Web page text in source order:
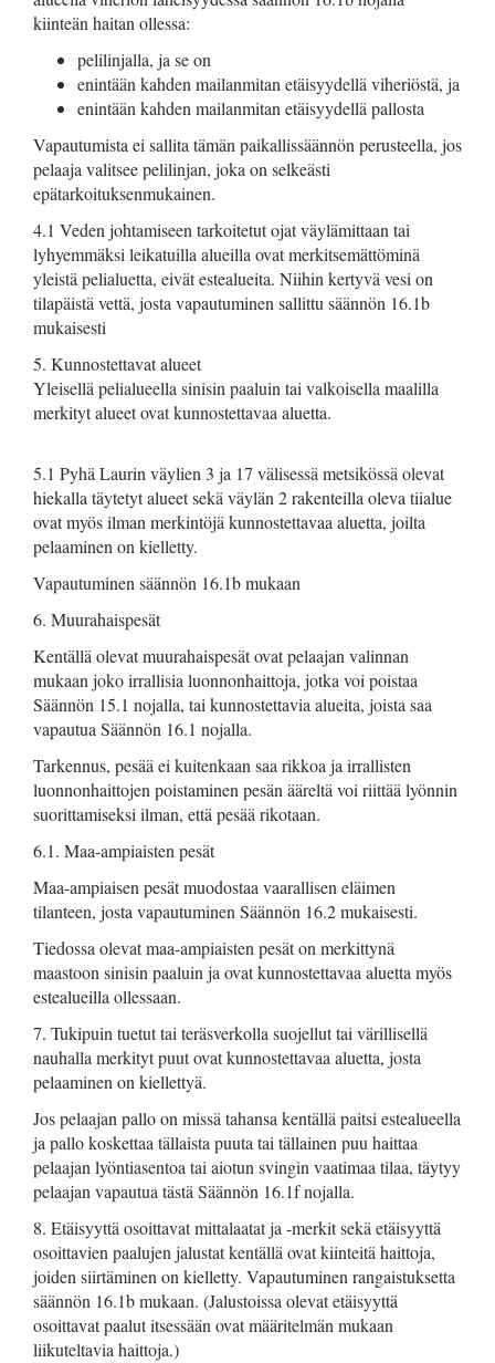
kiinteän haitan ollessa:
pelilinjalla, ja se on
enintään kahden mailanmitan etäisyydellä viheriöstä, ja
enintään kahden mailanmitan etäisyydellä pallosta
Vapautumista ei sallita tämän paikallissäännön perusteella, jos
pelaaja valitsee pelilinjan, joka on selkeästi
epätarkoituksenmukainen.
4.1 Veden johtamiseen tarkoitetut ojat väylämittaan tai
lyhyemmäksi leikatuilla alueilla ovat merkitsemättöminä
yleistä pelialuetta, eivät estealueita. Niihin kertyvä vesi on
tilapäistä vettä, josta vapautuminen sallittu säännön 16.1b
mukaisesti
5. Kunnostettavat alueet
Yleisellä pelialueella sinisin paaluin tai valkoisella maalilla
merkityt alueet ovat kunnostettavaa aluetta.
5.1 Pyhä Laurin väylien 3 ja 17 välisessä metsikössä olevat
hiekalla täytetyt alueet sekä väylän 2 rakenteilla oleva tiialue
ovat myös ilman merkintöjä kunnostettavaa aluetta, joilta
pelaaminen on kielletty.
Vapautuminen säännön 16.1b mukaan
6. Muurahaispesät
Kentällä olevat muurahaispesät ovat pelaajan valinnan
mukaan joko irrallisia luonnonhaittoja, jotka voi poistaa
Säännön 15.1 nojalla, tai kunnostettavia alueita, joista saa
vapautua Säännön 16.1 nojalla.
Tarkennus, pesää ei kuitenkaan saa rikkoa ja irrallisten
luonnonhaittojen poistaminen pesän ääreltä voi riittää lyönnin
suorittamiseksi ilman, että pesää rikotaan.
6.1. Maa-ampiaisten pesät
Maa-ampiaisen pesät muodostaa vaarallisen eläimen
tilanteen, josta vapautuminen Säännön 16.2 mukaisesti.
Tiedossa olevat maa-ampiaisten pesät on merkittynä
maastoon sinisin paaluin ja ovat kunnostettavaa aluetta myös
estealueilla ollessaan.
7. Tukipuin tuetut tai teräsverkolla suojellut tai värillisellä
nauhalla merkityt puut ovat kunnostettavaa aluetta, josta
pelaaminen on kiellettyä.
Jos pelaajan pallo on missä tahansa kentällä paitsi estealueella
ja pallo koskettaa tällaista puuta tai tällainen puu haittaa
pelaajan lyöntiasentoa tai aiotun svingin vaatimaa tilaa, täytyy
pelaajan vapautua tästä Säännön 16.1f nojalla.
8. Etäisyyttä osoittavat mittalaatat ja -merkit sekä etäisyyttä
osoittavien paalujen jalustat kentällä ovat kiinteitä haittoja,
joiden siirtäminen on kielletty. Vapautuminen rangaistuksetta
säännön 16.1b mukaan. (Jalustoissa olevat etäisyyttä
osoittavat paalut itsessään ovat määritelmän mukaan
liikuteltavia haittoja.)